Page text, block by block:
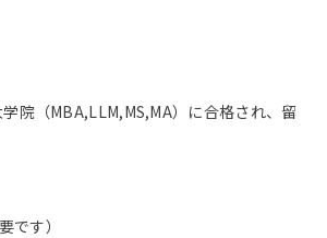
院（MBA,LLM,MS,MA）に合格され、留
です）